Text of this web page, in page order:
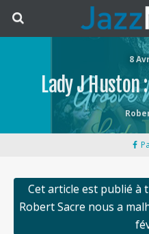
8
Lady J Huston
Cet article est publié à
Robert Sacre nous a